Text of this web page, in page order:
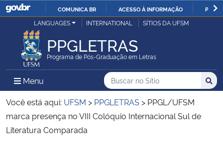
IR
O
COMUNICA BR ACESSO À INFORMAÇÃO
Ministério da Justiça e Segurança Pública
Ministério da Defesa
Ministério das Relações Exteriores
Ministério da Economia
LANGUAGES INTERNATIONAL SÍTIOS DA UFSM
PPGLETRAS
Programa de Pós-Graduação em Letras
Menu Menu Principal do Sítio
Busca
Buscar no no Sítio
Busca:
Você está aqui: UFSM > PPGLETRAS > PPGL/UFSM
marca presença no VIII Colóquio Internacional Sul de
Literatura Comparada